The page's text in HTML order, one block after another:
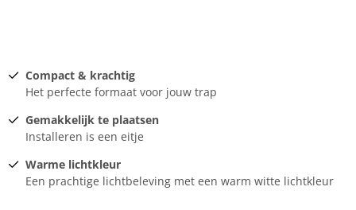
Compact & krachtig
Het perfecte formaat voor jouw trap
Gemakkelijk te plaatsen
Installeren is een eitje
Warme lichtkleur
Een prachtige lichtbeleving met een warm witte lichtkleur